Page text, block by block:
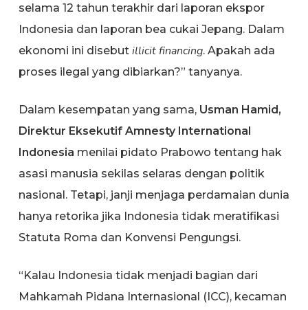
selama 12 tahun terakhir dari laporan ekspor
Indonesia dan laporan bea cukai Jepang. Dalam
ekonomi ini disebut illicit financing. Apakah ada
proses ilegal yang dibiarkan?” tanyanya.
Dalam kesempatan yang sama, Usman Hamid,
Direktur Eksekutif Amnesty International
Indonesia menilai pidato Prabowo tentang hak
asasi manusia sekilas selaras dengan politik
nasional. Tetapi, janji menjaga perdamaian dunia
hanya retorika jika Indonesia tidak meratifikasi
Statuta Roma dan Konvensi Pengungsi.
“Kalau Indonesia tidak menjadi bagian dari
Mahkamah Pidana Internasional (ICC), kecaman